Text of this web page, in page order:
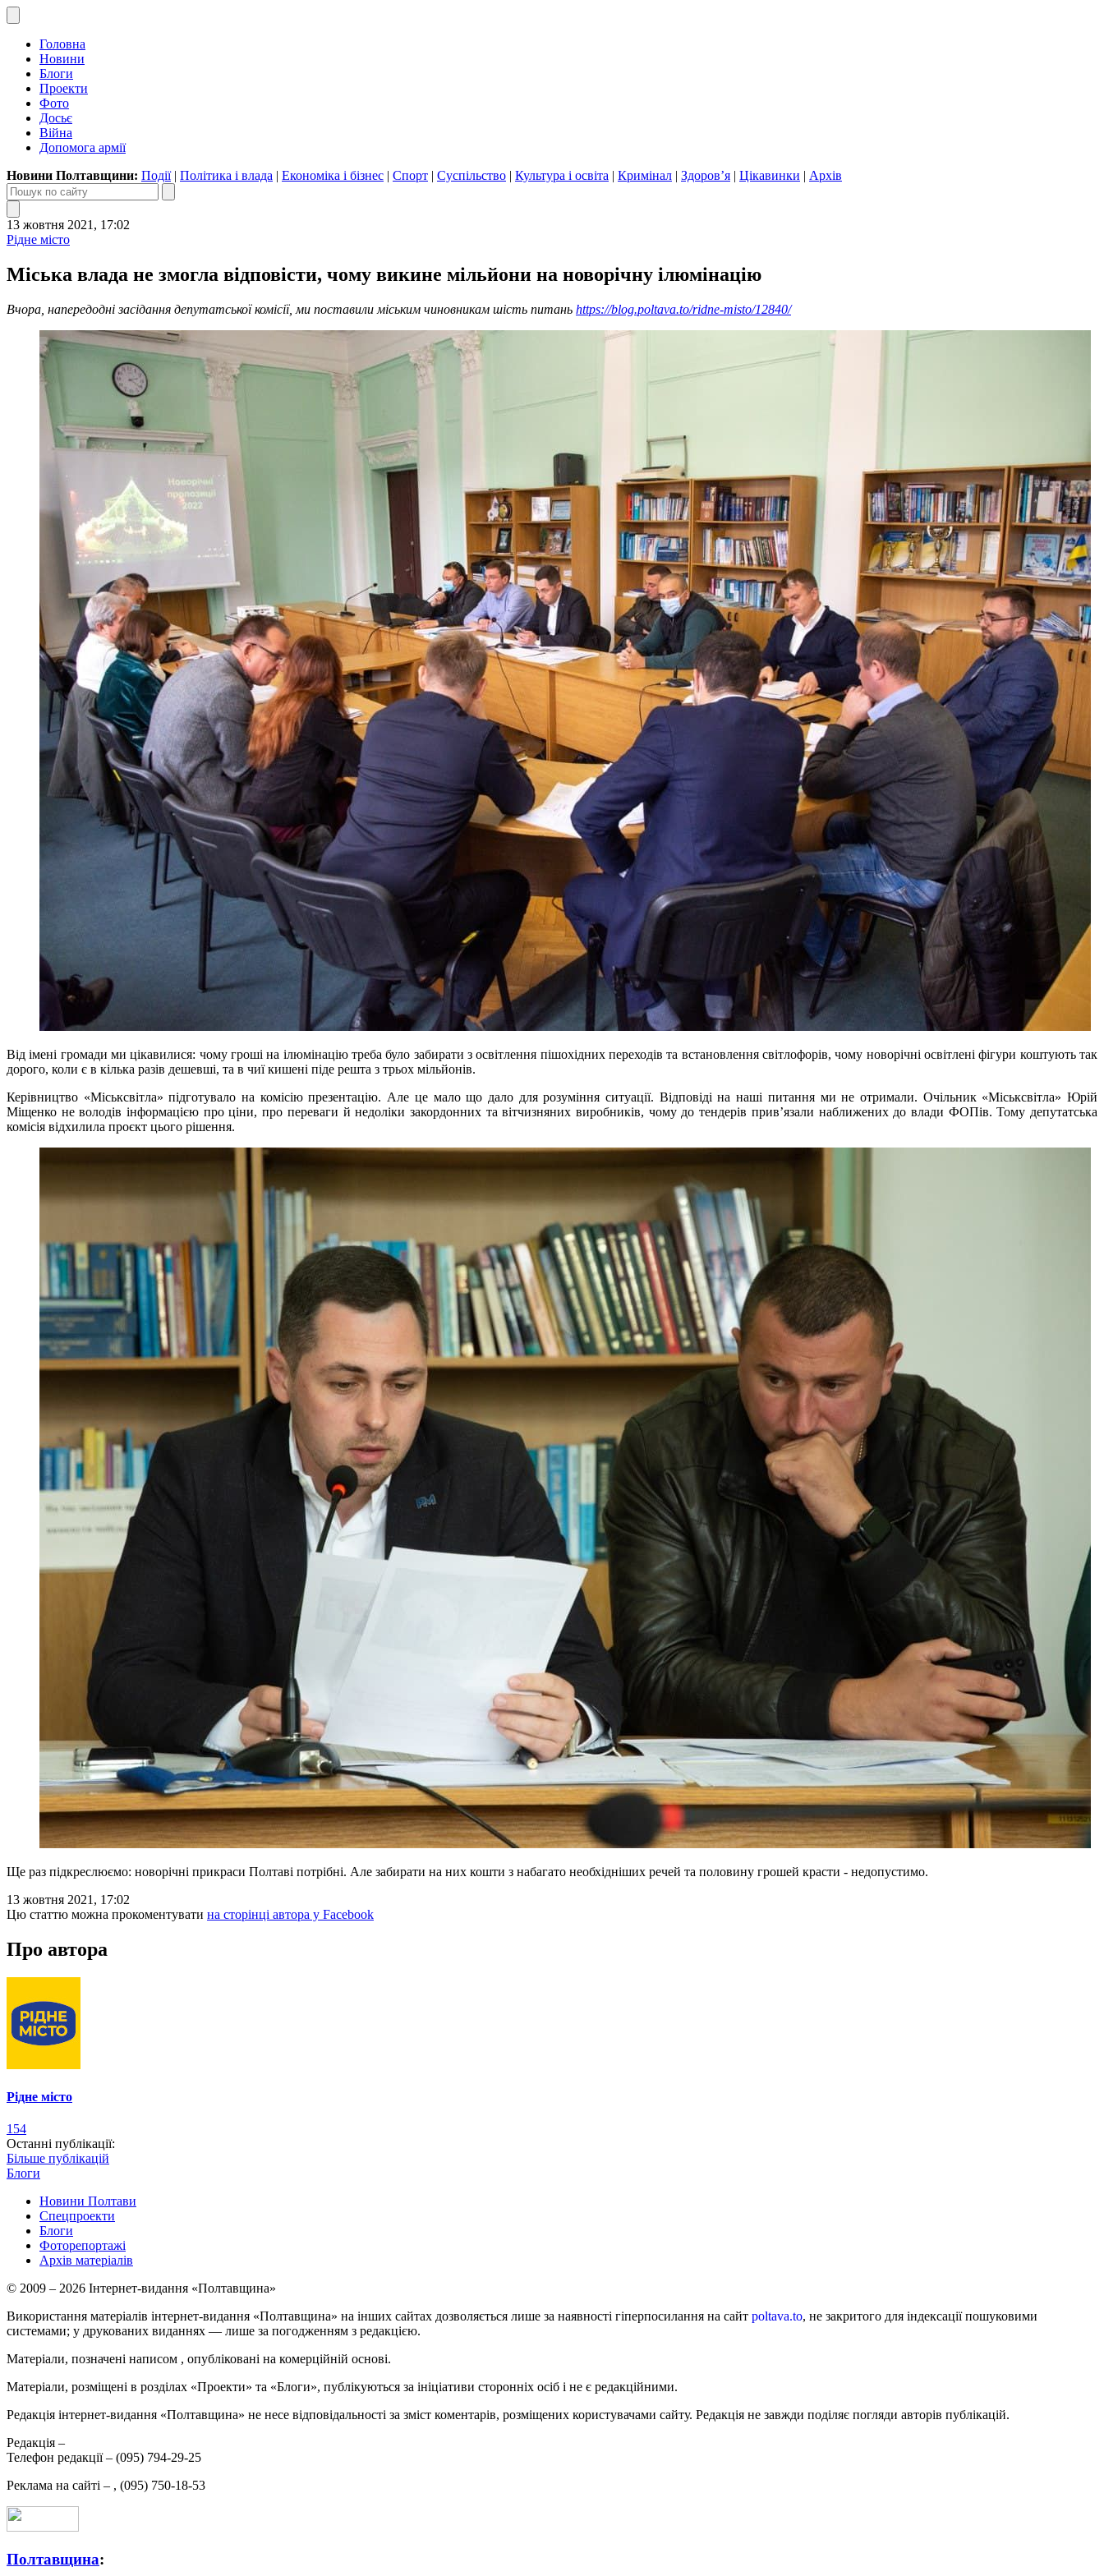
Головна
Новини
Блоги
Проекти
Фото
Досьє
Війна
Допомога армії
Новини Полтавщини: Події| Політика і влада | Економіка і бізнес | Спорт | Суспільство | Культура і освіта | Кримінал | Здоров’я | Цікавинки | Архів
13 жовтня 2021, 17:02
Рідне місто
Міська влада не змогла відповісти, чому викине мільйони на новорічну ілюмінацію
Вчора, напередодні засідання депутатської комісії, ми поставили міським чиновникам шість питань https://blog.poltava.to/ridne-misto/12840/
Від імені громади ми цікавилися: чому гроші на ілюмінацію треба було забирати з освітлення пішохідних переходів та встановлення світлофорів, чому новорічні освітлені фігури коштують так
дорого, коли є в кілька разів дешевші, та в чиї кишені піде решта з трьох мільйонів.
Керівництво «Міськсвітла» підготувало на комісію презентацію. Але це мало що дало для розуміння ситуації. Відповіді на наші питання ми не отримали. Очільник «Міськсвітла» Юрій
Міщенко не володів інформацією про ціни, про переваги й недоліки закордонних та вітчизняних виробників, чому до тендерів прив’язали наближених до влади ФОПів. Тому депутатська
комісія відхилила проєкт цього рішення.
Ще раз підкреслюємо: новорічні прикраси Полтаві потрібні. Але забирати на них кошти з набагато необхідніших речей та половину грошей красти - недопустимо.
13 жовтня 2021, 17:02
Цю статтю можна прокоментувати на сторінці автора у Facebook
Про автора
Рідне місто
154
Останні публікації:
Більше публікацій
Блоги
Новини Полтави
Спецпроекти
Блоги
Фоторепортажі
Архів матеріалів
© 2009 – 2026 Інтернет-видання «Полтавщина»
Використання матеріалів інтернет-видання «Полтавщина» на інших сайтах дозволяється лише за наявності гіперпосилання на сайт poltava.to, не закритого для індексації пошуковими
системами; у друкованих виданнях — лише за погодженням з редакцією.
Матеріали, позначені написом , опубліковані на комерційній основі.
Матеріали, розміщені в розділах «Проекти» та «Блоги», публікуються за ініціативи сторонніх осіб і не є редакційними.
Редакція інтернет-видання «Полтавщина» не несе відповідальності за зміст коментарів, розміщених користувачами сайту. Редакція не завжди поділяє погляди авторів публікацій.
Редакція –
Телефон редакції – (095) 794-29-25
Реклама на сайті – , (095) 750-18-53
Полтавщина: